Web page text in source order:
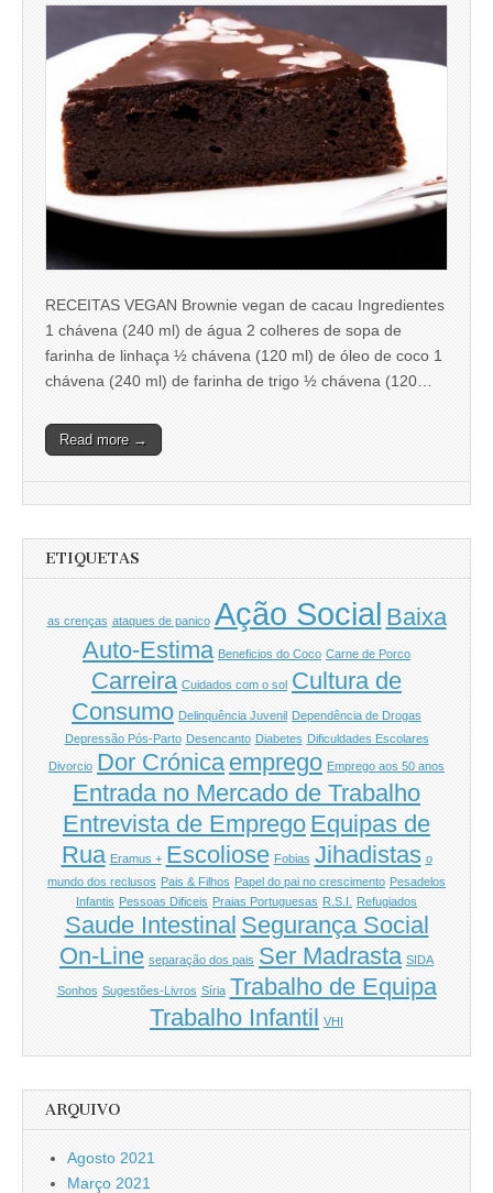
RECEITAS VEGAN Brownie vegan de cacau Ingredientes
1 chávena (240 ml) de água 2 colheres de sopa de
farinha de linhaça ½ chávena (120 ml) de óleo de coco 1
chávena (240 ml) de farinha de trigo ½ chávena (120…
Read more →
ETIQUETAS
as crenças ataques de panico Ação Social Baixa
Auto-Estima Beneficios do Coco Carne de Porco
Carreira Cuidados com o sol Cultura de
Consumo Delinquência Juvenil Dependência de Drogas
Depressão Pós-Parto Desencanto Diabetes Dificuldades Escolares
Divorcio Dor Crónica emprego Emprego aos 50 anos
Entrada no Mercado de Trabalho
Entrevista de Emprego Equipas de
Rua Eramus + Escoliose Fobias Jihadistas o
mundo dos reclusos Pais & Filhos Papel do pai no crescimento Pesadelos
Infantis Pessoas Dificeis Praias Portuguesas R.S.I. Refugiados
Saude Intestinal Segurança Social
On-Line separação dos pais Ser Madrasta SIDA
Sonhos Sugestões-Livros Síria Trabalho de Equipa
Trabalho Infantil VHI
ARQUIVO
Agosto 2021
Março 2021